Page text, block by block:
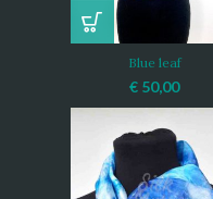
Blue leaf
€ 50,00